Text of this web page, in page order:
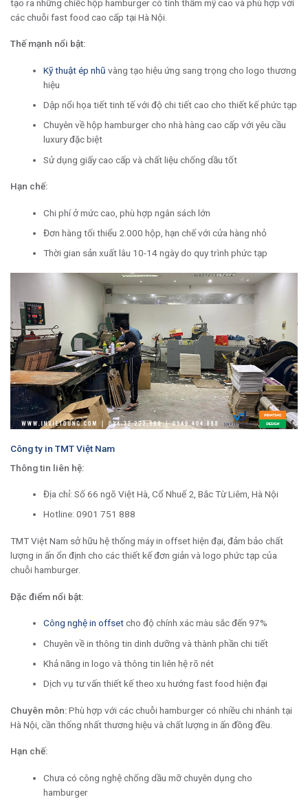
tạo ra những chiếc hộp hamburger có tính thẩm mỹ cao và phù hợp với
các chuỗi fast food cao cấp tại Hà Nội.
Thế mạnh nổi bật:
Kỹ thuật ép nhũ vàng tạo hiệu ứng sang trọng cho logo thương
hiệu
Dập nổi họa tiết tinh tế với độ chi tiết cao cho thiết kế phức tạp
Chuyên về hộp hamburger cho nhà hàng cao cấp với yêu cầu
luxury đặc biệt
Sử dụng giấy cao cấp và chất liệu chống dầu tốt
Hạn chế:
Chi phí ở mức cao, phù hợp ngân sách lớn
Đơn hàng tối thiểu 2.000 hộp, hạn chế với cửa hàng nhỏ
Thời gian sản xuất lâu 10-14 ngày do quy trình phức tạp
Công ty in TMT Việt Nam
Thông tin liên hệ:
Địa chỉ: Số 66 ngõ Việt Hà, Cổ Nhuế 2, Bắc Từ Liêm, Hà Nội
Hotline: 0901 751 888
TMT Việt Nam sở hữu hệ thống máy in offset hiện đại, đảm bảo chất
lượng in ấn ổn định cho các thiết kế đơn giản và logo phức tạp của
chuỗi hamburger.
Đặc điểm nổi bật:
Công nghệ in offsetcho độ chính xác màu sắc đến 97%
Chuyên về in thông tin dinh dưỡng và thành phần chi tiết
Khả năng in logo và thông tin liên hệ rõ nét
Dịch vụ tư vấn thiết kế theo xu hướng fast food hiện đại
Chuyên môn:Phù hợp với các chuỗi hamburger có nhiều chi nhánh tại
Hà Nội, cần thống nhất thương hiệu và chất lượng in ấn đồng đều.
Hạn chế:
Chưa có công nghệ chống dầu mỡ chuyên dụng cho
hamburger